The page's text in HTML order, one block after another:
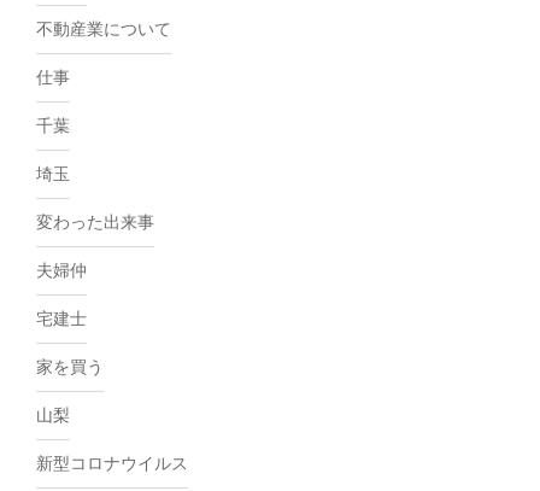
不動産業について
仕事
千葉
埼玉
変わった出来事
夫婦仲
宅建士
家を買う
山梨
新型コロナウイルス